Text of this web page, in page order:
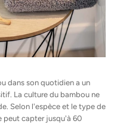
dans son quotidien a un
La culture du bambou ne
Selon l'espèce et le type de
peut capter jusqu'à 60